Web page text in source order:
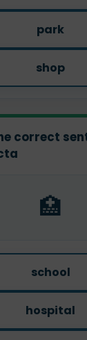
park
shop
correct
🏥
school
hospital